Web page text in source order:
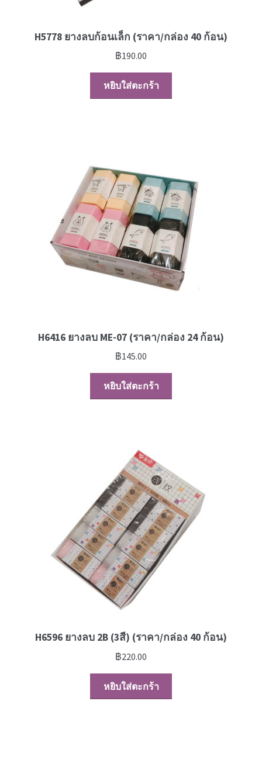
H5778 ยางลบก้อนเล็ก (ราคา/กล่อง 40 ก้อน)
฿190.00
หยิบใส่ตะกร้า
H6416 ยางลบ ME-07 (ราคา/กล่อง 24 ก้อน)
฿145.00
หยิบใส่ตะกร้า
H6596 ยางลบ 2B (3สี) (ราคา/กล่อง 40 ก้อน)
฿220.00
หยิบใส่ตะกร้า